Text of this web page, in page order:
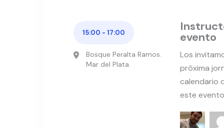
15:00 - 17:00
Bosque Peralta Ramos.
Mar del Plata.
evento
Los
próxima
calendario
este